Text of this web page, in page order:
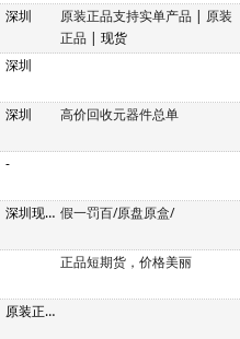
深圳 原装正品支持实单产品 | 原装
正品 | 现货
深圳
深圳 高价回收元器件总单
-
深圳现货 假一罚百/原盘原盒/
正品短期货，价格美丽
原装正品公司现货